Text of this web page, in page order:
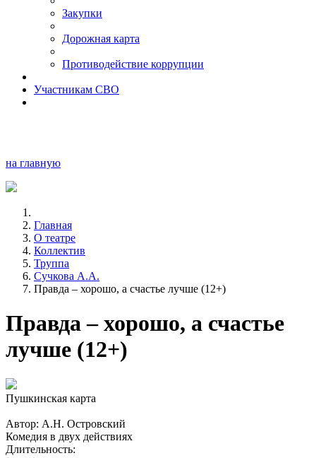
Закупки
Дорожная карта
Противодействие коррупции
Участникам СВО
на главную
Главная
О театре
Коллектив
Труппа
Сучкова А.А.
Правда – хорошо, а счастье лучше (12+)
Правда – хорошо, а счастье
лучше (12+)
Пушкинская карта
Автор: А.Н. Островский
Комедия в двух действиях
Длительность: